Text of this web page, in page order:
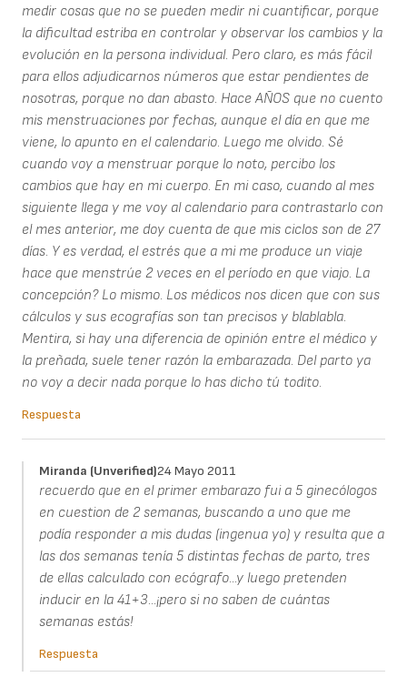
medir cosas que no se pueden medir ni cuantificar, porque
la dificultad estriba en controlar y observar los cambios y la
evolución en la persona individual. Pero claro, es más fácil
para ellos adjudicarnos números que estar pendientes de
nosotras, porque no dan abasto. Hace AÑOS que no cuento
mis menstruaciones por fechas, aunque el día en que me
viene, lo apunto en el calendario. Luego me olvido. Sé
cuando voy a menstruar porque lo noto, percibo los
cambios que hay en mi cuerpo. En mi caso, cuando al mes
siguiente llega y me voy al calendario para contrastarlo con
el mes anterior, me doy cuenta de que mis ciclos son de 27
días. Y es verdad, el estrés que a mi me produce un viaje
hace que menstrúe 2 veces en el período en que viajo. La
concepción? Lo mismo. Los médicos nos dicen que con sus
cálculos y sus ecografías son tan precisos y blablabla.
Mentira, si hay una diferencia de opinión entre el médico y
la preñada, suele tener razón la embarazada. Del parto ya
no voy a decir nada porque lo has dicho tú todito.
Respuesta
Miranda (unverified)24 Mayo 2011
recuerdo que en el primer embarazo fui a 5 ginecólogos
en cuestion de 2 semanas, buscando a uno que me
podía responder a mis dudas (ingenua yo) y resulta que a
las dos semanas tenía 5 distintas fechas de parto, tres
de ellas calculado con ecógrafo...y luego pretenden
inducir en la 41+3...¡pero si no saben de cuántas
semanas estás!
Respuesta